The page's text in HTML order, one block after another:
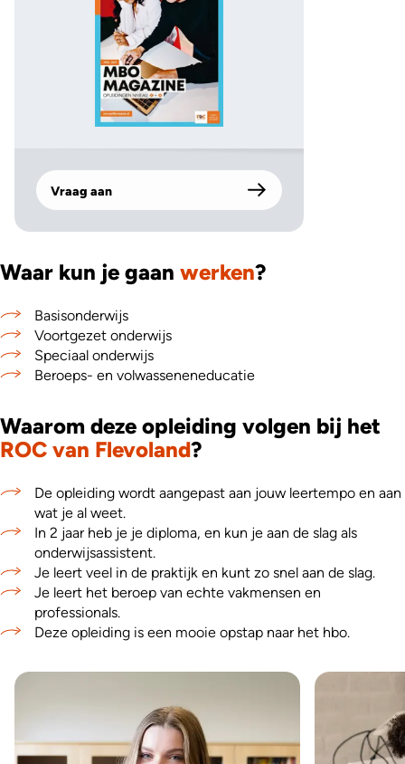
Vraag aan
Waar kun je gaan werken?
Basisonderwijs
Voortgezet onderwijs
Speciaal onderwijs
Beroeps- en volwasseneneducatie
Waarom deze opleiding volgen bij het
ROC van Flevoland?
De opleiding wordt aangepast aan jouw leertempo en aan
wat je al weet.
In 2 jaar heb je je diploma, en kun je aan de slag als
onderwijsassistent.
Je leert veel in de praktijk en kunt zo snel aan de slag.
Je leert het beroep van echte vakmensen en
professionals.
Deze opleiding is een mooie opstap naar het hbo.